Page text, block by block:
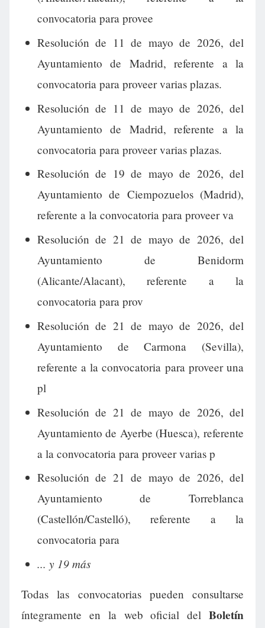
convocatoria para provee
Resolución de 11 de mayo de 2026, del
Ayuntamiento de Madrid, referente a la
convocatoria para proveer varias plazas.
Resolución de 11 de mayo de 2026, del
Ayuntamiento de Madrid, referente a la
convocatoria para proveer varias plazas.
Resolución de 19 de mayo de 2026, del
Ayuntamiento de Ciempozuelos (Madrid),
referente a la convocatoria para proveer va
Resolución de 21 de mayo de 2026, del
Ayuntamiento de Benidorm
(Alicante/Alacant), referente a la
convocatoria para prov
Resolución de 21 de mayo de 2026, del
Ayuntamiento de Carmona (Sevilla),
referente a la convocatoria para proveer una
pl
Resolución de 21 de mayo de 2026, del
Ayuntamiento de Ayerbe (Huesca), referente
a la convocatoria para proveer varias p
Resolución de 21 de mayo de 2026, del
Ayuntamiento de Torreblanca
(Castellón/Castelló), referente a la
convocatoria para
... y 19 más
Todas las convocatorias pueden consultarse
íntegramente en la web oficial del Boletín